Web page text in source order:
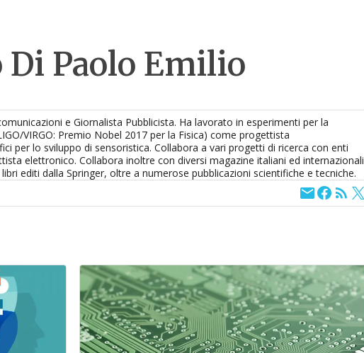
Paolo Emilio
e Giornalista Pubblicista. Ha lavorato in esperimenti per la
VIRGO: Premio Nobel 2017 per la Fisica) come progettista
per lo sviluppo di sensoristica. Collabora a vari progetti di ricerca con enti
elettronico. Collabora inoltre con diversi magazine italiani ed internazionali
editi dalla Springer, oltre a numerose pubblicazioni scientifiche e tecniche.